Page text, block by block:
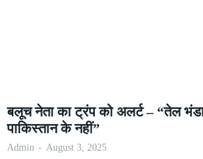
बलूच नेता का ट्रंप को अलर्ट – “तेल
पाकिस्तान के नहीं”
Admin - August 3, 2025